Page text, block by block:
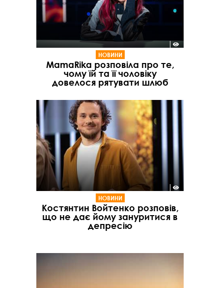
НОВИНИ
MamaRika розповіла про те,
чому їй та її чоловіку
довелося рятувати шлюб
НОВИНИ
Костянтин Войтенко розповів,
що не дає йому зануритися в
депресію